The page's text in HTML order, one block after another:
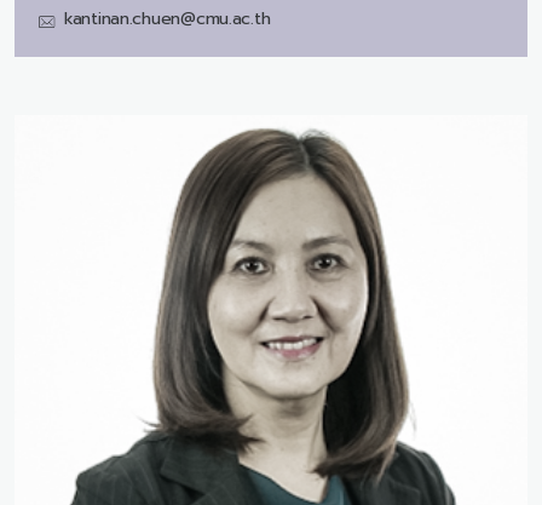
kantinan.chuen@cmu.ac.th